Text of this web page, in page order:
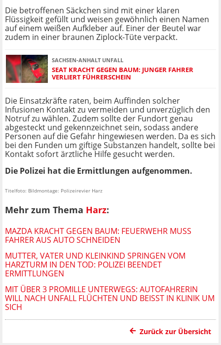
Die betroffenen Säckchen sind mit einer klaren
Flüssigkeit gefüllt und weisen gewöhnlich einen Namen
auf einem weißen Aufkleber auf. Einer der Beutel war
zudem in einer braunen Ziplock-Tüte verpackt.
SACHSEN-ANHALT UNFALL
SEAT KRACHT GEGEN BAUM: JUNGER FAHRER
VERLIERT FÜHRERSCHEIN
Die Einsatzkräfte raten, beim Auffinden solcher
Infusionen Kontakt zu vermeiden und unverzüglich den
Notruf zu wählen. Zudem sollte der Fundort genau
abgesteckt und gekennzeichnet sein, sodass andere
Personen auf die Gefahr hingewiesen werden. Da es sich
bei den Funden um giftige Substanzen handelt, sollte bei
Kontakt sofort ärztliche Hilfe gesucht werden.
Die Polizei hat die Ermittlungen aufgenommen.
Titelfoto: Bildmontage: Polizeirevier Harz
Mehr zum Thema Harz:
MAZDA KRACHT GEGEN BAUM: FEUERWEHR MUSS
FAHRER AUS AUTO SCHNEIDEN
MUTTER, VATER UND KLEINKIND SPRINGEN VOM
HARZTURM IN DEN TOD: POLIZEI BEENDET
ERMITTLUNGEN
MIT ÜBER 3 PROMILLE UNTERWEGS: AUTOFAHRERIN
WILL NACH UNFALL FLÜCHTEN UND BEISST IN KLINIK UM S
ICH
Zurück zur Übersicht